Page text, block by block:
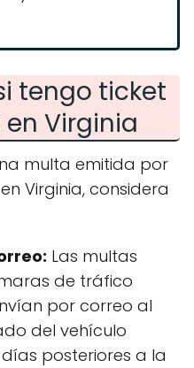
tengo ticket
Virginia
multa emitida por
Virginia, considera
Las multas
de tráfico
por correo al
del vehículo
posteriores a la